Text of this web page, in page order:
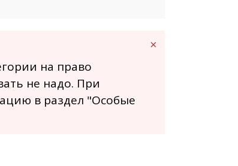
на право
не надо. При
в раздел "Особые
×